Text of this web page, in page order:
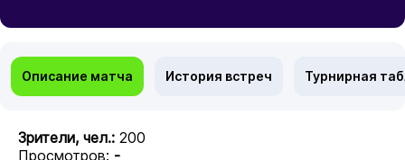
Описание матча История встреч Турнирная
Зрители, чел.: 200
Просмотров: -